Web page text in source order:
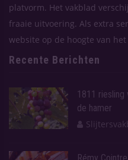
platvorm. Het vakblad
fraaie uitvoering. Als extra
website op de hoogte van
Recente Berichten
1811 riesling
de hamer
Rémy